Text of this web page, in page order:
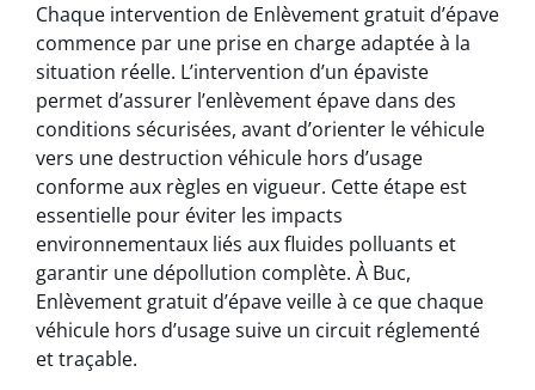
Chaque intervention de Enlèvement gratuit d’épave
commence par une prise en charge adaptée à la
situation réelle. L’intervention d’un épaviste
permet d’assurer l’enlèvement épave dans des
conditions sécurisées, avant d’orienter le véhicule
vers une destruction véhicule hors d’usage
conforme aux règles en vigueur. Cette étape est
essentielle pour éviter les impacts
environnementaux liés aux fluides polluants et
garantir une dépollution complète. À Buc,
Enlèvement gratuit d’épave veille à ce que chaque
véhicule hors d’usage suive un circuit réglementé
et traçable.